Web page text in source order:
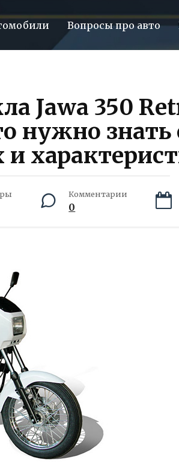
Вопросы про авто
Jawa 350
нужно знать
и
Комментарии
0